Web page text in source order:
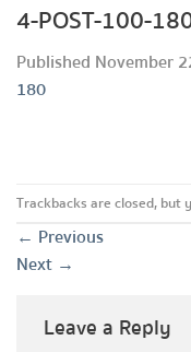
4-POST-100-
Published November
180
Trackbacks are closed, but
← Previous
Next →
Leave a Reply